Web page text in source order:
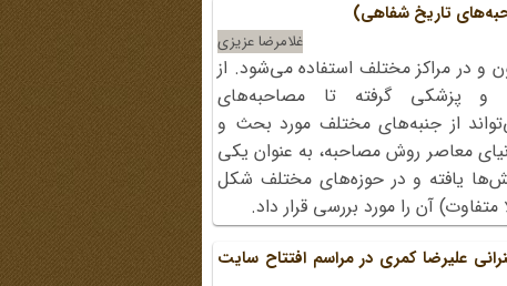
تاریخ شفاهی)
غلامرضا عزیزی
و در مراکز مختلف استفاده می‌شود. از
و پزشکی گرفته تا مصاحبه‌های
از جنبه‌های مختلف مورد بحث و
معاصر روش مصاحبه، به عنوان یکی
یافته و در حوزه‌های مختلف شکل
آن را مورد بررسی قرار داد.
علیرضا کمری در مراسم افتتاح سایت